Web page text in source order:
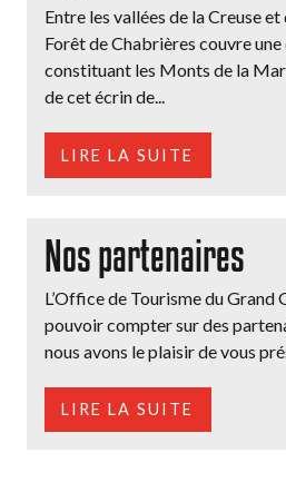
Entre les vallées de la Creuse
Forêt de Chabrières couvre
constituant les Monts de la
de cet écrin de...
LIRE LA SUITE
Nos partenaires
L’Office de Tourisme du Grand
pouvoir compter sur des
nous avons le plaisir de vous
LIRE LA SUITE